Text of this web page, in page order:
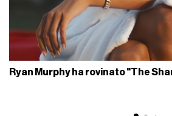
Ryan Murphy ha rovinato "The